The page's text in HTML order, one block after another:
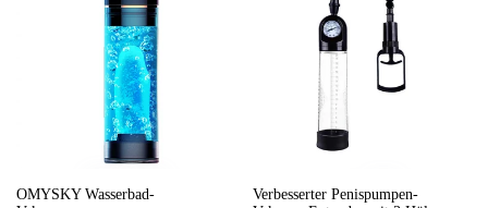
OMYSKY Wasserbad-
Verbesserter Penispumpen-